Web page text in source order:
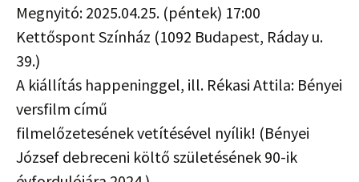
Megnyitó: 2025.04.25. (péntek) 17:00
Kettőspont Színház (1092 Budapest, Ráday u.
39.)
A kiállítás happeninggel, ill. Rékasi Attila: Bényei
versfilm című
filmelőzetesének vetítésével nyílik! (Bényei
József debreceni költő születésének 90-ik